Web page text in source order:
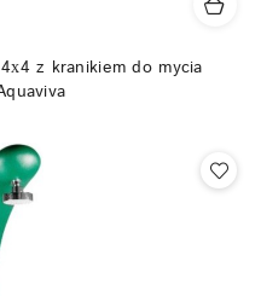
z kranikiem do mycia